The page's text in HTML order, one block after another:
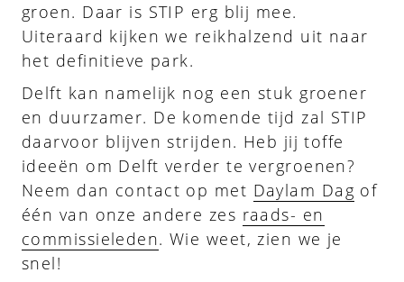
groen. Daar is STIP erg blij mee.
Uiteraard kijken we reikhalzend uit naar
het definitieve park.
Delft kan namelijk nog een stuk groener
en duurzamer. De komende tijd zal STIP
daarvoor blijven strijden. Heb jij toffe
ideeën om Delft verder te vergroenen?
Neem dan contact op met Daylam Dag of
één van onze andere zes raads- en
commissieleden. Wie weet, zien we je
snel!